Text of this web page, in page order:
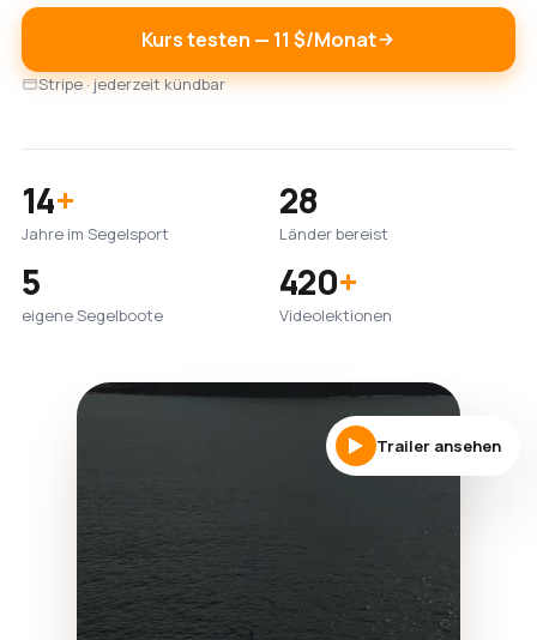
Kurs testen — 11 $/Monat
Stripe · jederzeit kündbar
14+
Jahre im Segelsport
28
Länder bereist
5
eigene Segelboote
420+
Videolektionen
Trailer ansehen